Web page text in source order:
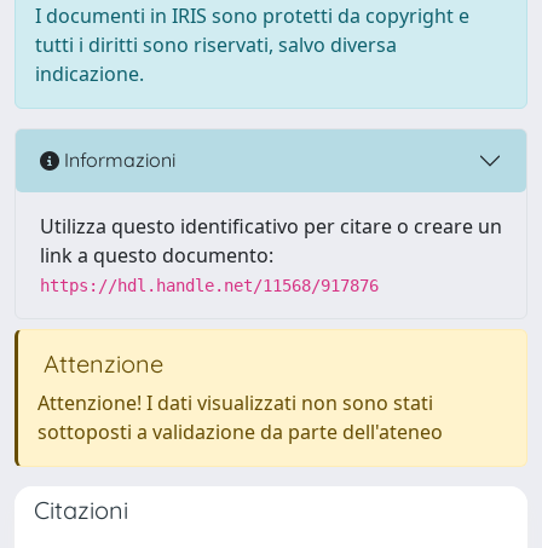
I documenti in IRIS sono protetti da copyright e
tutti i diritti sono riservati, salvo diversa
indicazione.
Informazioni
Utilizza questo identificativo per citare o creare un
link a questo documento:
https://hdl.handle.net/11568/917876
Attenzione
Attenzione! I dati visualizzati non sono stati
sottoposti a validazione da parte dell'ateneo
Citazioni